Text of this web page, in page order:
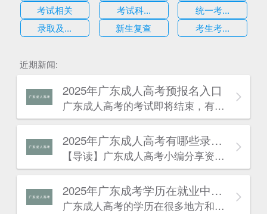
估
考试相关
考试科...
统一考...
录取及...
新生复查 考生考...
近期新闻:
2025年广东成人高考预报名入口
广东成人高考的考试即将结束，有一些考生可能因为某种原因忘记报考今年的广东成人高考，不过没有关系，因为考生也可以为明年的广东成人高考报名做好准备，考生可阅读本文了解详情：
2025年广东成人高考有哪些录取的流程？
【导读】广东成人高考​小编分享资讯：“2024年广东成人高考有哪些录取的流程?“相关内容。最近广东成人高考报名已经结束，广东成人高考考试也快开始了。许多同学对于广东成人高考有一些疑问，针对这些疑问，下面小编就来为大家解答一下，到底是怎么一回事呢?下面就一起来看看吧!
2025年广东成考学历在就业中有什么优势？
广东成人高考的学历在很多地方和普通成考的学历作用是一致的。以下是广东成考网为大家带来的“广东成考学历在就业中有什么优势”相关内容，详情如下：